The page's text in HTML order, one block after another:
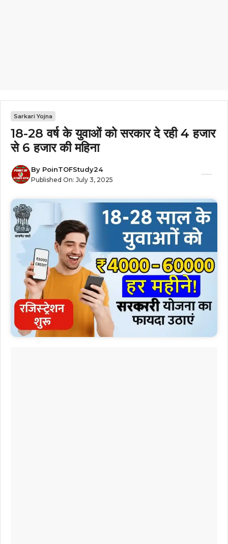
Sarkari Yojna
18-28 वर्ष के युवाओं को सरकार दे रही ₹4 हजार
से ₹6 हजार की महिना
By PoinTOFStudy24
Published On: July 3, 2025